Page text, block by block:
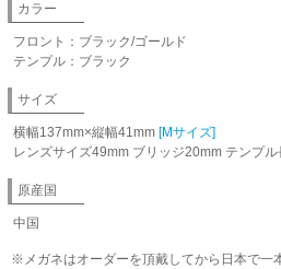
カラー
フロント：ブラック/ゴールド
テンプル：ブラック
サイズ
横幅137mm×縦幅41mm [Mサイズ]
レンズサイズ49mm ブリッジ20mm テンプ
原産国
中国
※メガネはオーダーを頂戴してから日本で一